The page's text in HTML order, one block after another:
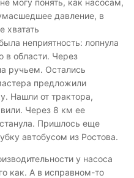
откатал на мондео3
диванного
200+, турины
способность....
весь форум прочитал.
давление, в
хватать
неприятность: лопнула
в области. Через
ручьем. Остались
предложили
Нашли от трактора,
Через 8 км ее
Пришлось еще
автобусом из Ростова.
у насоса
как. А в исправном-то